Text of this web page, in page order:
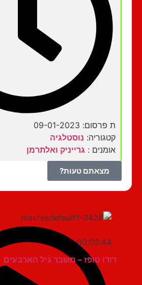
ת פרסום: 09-01-2023
קטגוריה:נוסטלגיה
אומנים :גרייניק ואלתרמן
מצאתם טעות?
00:03:44
דודו טופז – משבר גיל הארבעים